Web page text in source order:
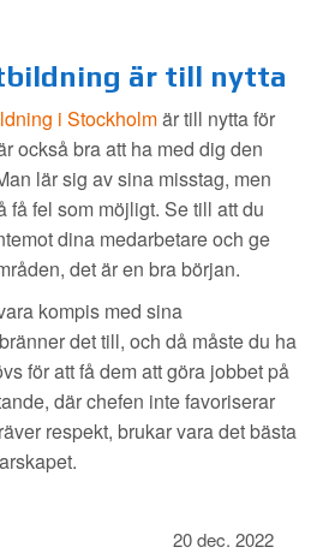
är till nytta
i Stockholmär till nytta för
också bra att ha med dig den
lär sig av sina misstag, men
få fel som möjligt. Se till att du
dina medarbetare och ge
det är en bra början.
kompis med sina
det till, och då måste du ha
för att få dem att göra jobbet på
där chefen inte favoriserar
respekt, brukar vara det bästa
20 dec. 2022